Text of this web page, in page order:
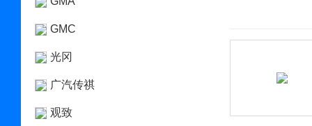
GMC
光冈
广汽传祺
观致